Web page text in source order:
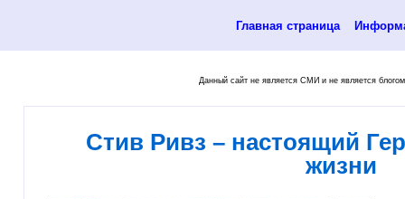
Главная страница
Данный сайт не является СМИ и не является
Стив Ривз – настоящий
жизни